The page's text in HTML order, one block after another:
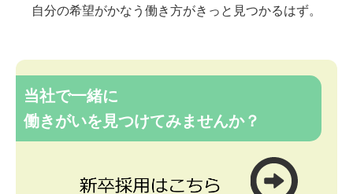
自分の希望がかなう働き方がきっと見つかるはず。
当社で一緒に
働きがいを見つけてみませんか？